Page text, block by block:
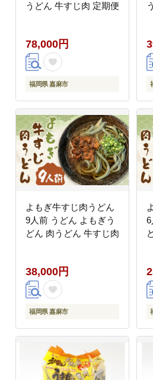
うどん 牛すじ肉 定期便
78,000円
福岡県 嘉麻市
よもぎ牛すじ肉うどん
9人前 うどん よもぎう
どん 肉うどん 牛すじ肉
38,000円
福岡県 嘉麻市
6